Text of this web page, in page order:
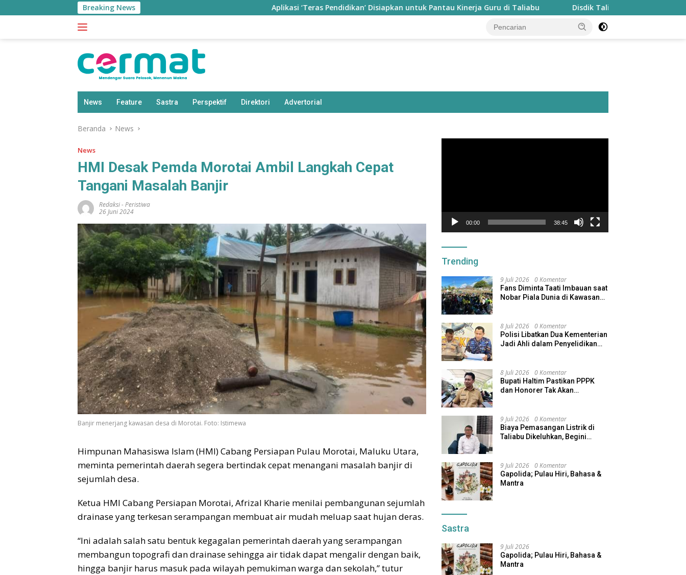
ke
Breaking News Aplikasi ‘Teras Pendidikan’ Disiapkan untuk Pantau Kinerja Guru di Taliabu Disdik Taliabu Gagas Hari Belajar Guru,
News Feature Sastra Perspektif Direktori Advertorial
Beranda News
News
HMI Desak Pemda Morotai Ambil Langkah Cepat
Tangani Masalah Banjir
Redaksi-Peristiwa
26 Juni 2024
Banjir menerjang kawasan desa di Morotai. Foto: Istimewa
Himpunan Mahasiswa Islam (HMI) Cabang Persiapan Pulau Morotai, Maluku Utara,
meminta pemerintah daerah segera bertindak cepat menangani masalah banjir di
sejumlah desa.
Ketua HMI Cabang Persiapan Morotai, Afrizal Kharie menilai pembangunan sejumlah
drainase yang terkesan serampangan membuat air mudah meluap saat hujan deras.
“Ini adalah salah satu bentuk kegagalan pemerintah daerah yang serampangan
membangun topografi dan drainase sehingga air tidak dapat mengalir dengan baik,
hingga banjir harus masuk pada wilayah pemukiman warga dan sekolah,” tutur
00:00 38:45
Trending
9 Juli 2026 0 Komentar
Fans Diminta Taati Imbauan saat
Nobar Piala Dunia di Kawasan
8 Juli 2026 0 Komentar
Polisi Libatkan Dua Kementerian
Jadi Ahli dalam Penyelidikan
8 Juli 2026 0 Komentar
Bupati Haltim Pastikan PPPK
dan Honorer Tak Akan
9 Juli 2026 0 Komentar
Biaya Pemasangan Listrik di
Taliabu Dikeluhkan, Begini
9 Juli 2026 0 Komentar
Gapolida; Pulau Hiri, Bahasa &
Mantra
Sastra
9 Juli 2026
Gapolida; Pulau Hiri, Bahasa &
Mantra